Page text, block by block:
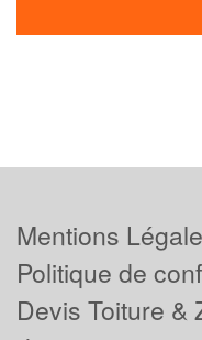
Mentions
Politique de
Devis Toiture &